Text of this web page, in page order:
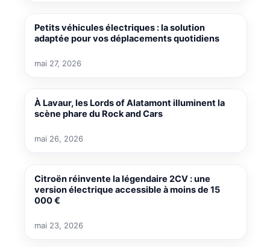
Petits véhicules électriques : la solution
adaptée pour vos déplacements quotidiens
mai 27, 2026
À Lavaur, les Lords of Alatamont illuminent la
scène phare du Rock and Cars
mai 26, 2026
Citroën réinvente la légendaire 2CV : une
version électrique accessible à moins de 15
000 €
mai 23, 2026